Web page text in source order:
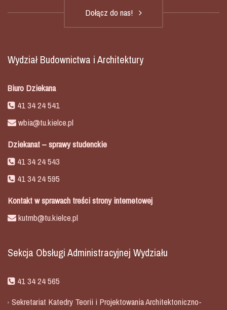
Dołącz do nas!
Wydział Budownictwa i Architektury
Biuro Dziekana
41 34 24 541
wbia@tu.kielce.pl
Dziekanat – sprawy studenckie
41 34 24 543
41 34 24 595
Kontakt w sprawach treści strony internetowej
kutmb@tu.kielce.pl
Sekcja Obsługi Administracyjnej Wydziału
41 34 24 565
Sekretariat Katedry Teorii i Projektowania Architektoniczno-